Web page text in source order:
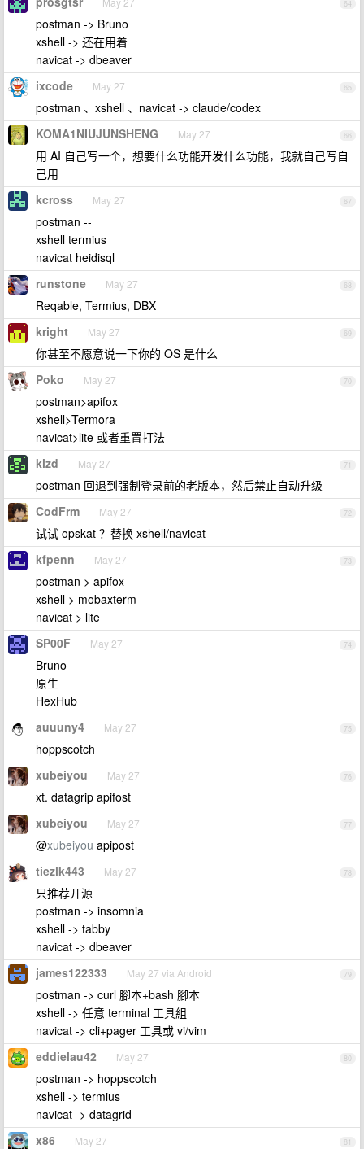
64
postman -> Bruno
xshell -> 还在用着
navicat -> dbeaver
65
ixcode May 27
postman 、xshell 、navicat -> claude/codex
66
KOMA1NIUJUNSHENG May 27
用 AI 自己写一个，想要什么功能开发什么功能，我就自己写自
己用
67
kcross May 27
postman --
xshell termius
navicat heidisql
68
runstone May 27
Reqable, Termius, DBX
69
kright May 27
你甚至不愿意说一下你的 OS 是什么
70
Poko May 27
postman>apifox
xshell>Termora
navicat>lite 或者重置打法
71
klzd May 27
postman 回退到强制登录前的老版本，然后禁止自动升级
72
CodFrm May 27
试试 opskat ？替换 xshell/navicat
73
kfpenn May 27
postman > apifox
xshell > mobaxterm
navicat > lite
74
SP00F May 27
Bruno
原生
HexHub
75
auuuny4 May 27
hoppscotch
76
xubeiyou May 27
xt. datagrip apifost
77
xubeiyou May 27
@xubeiyou apipost
78
tiezlk443 May 27
只推荐开源
postman -> insomnia
xshell -> tabby
navicat -> dbeaver
79
james122333 May 27 via Android
postman -> curl 腳本+bash 腳本
xshell -> 任意 terminal 工具組
navicat -> cli+pager 工具或 vi/vim
80
eddielau42 May 27
postman -> hoppscotch
xshell -> termius
navicat -> datagrid
81
x86 May 27